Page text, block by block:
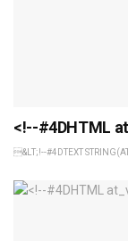
<!--#4DHTML
&LT;!--#4DTEXT